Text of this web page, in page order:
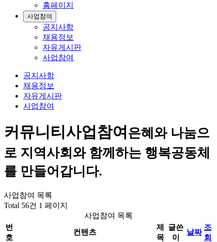
홈페이지
사업참여
공지사항
채용정보
자유게시판
사업참여
공지사항
채용정보
자유게시판
사업참여
커뮤니티사업참여은혜와 나눔으
로 지역사회와 함께하는 행복공동체
를 만들어갑니다.
사업참여 목록
Total 56건 1 페이지
사업참여 목록
번
호
컨텐츠
제
목
글쓴
이
날짜
조
회